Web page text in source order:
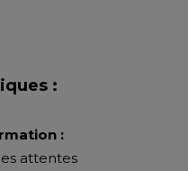
:
:
attentes